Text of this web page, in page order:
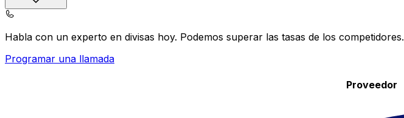
Habla con un experto en divisas hoy. Podemos superar las tasas de los competidores.
Programar una llamada
Proveedor